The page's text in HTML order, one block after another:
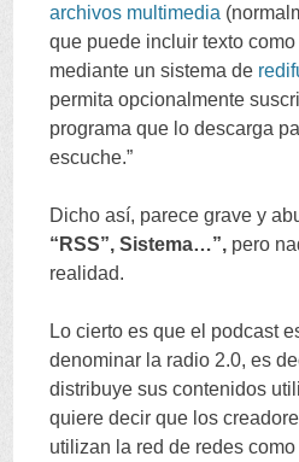
archivos multimedia (
que puede incluir texto como
mediante un sistema de
permita opcionalmente
programa que lo descarga
escuche.”
Dicho así, parece grave y
“ RSS”,Sistema…”, pero
realidad.
Lo cierto es que el podcast
denominar la radio 2.0,es
distribuye sus contenidos
quiere decir que los
utilizan la red de redes